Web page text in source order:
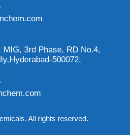
MIG, 3rd Phase, RD No.4,
500072,
All rights reserved.